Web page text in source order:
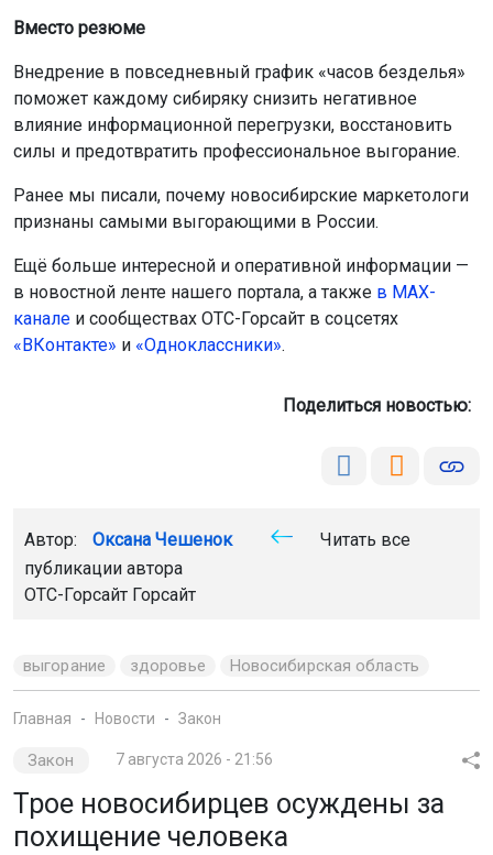
Вместо резюме
Внедрение в повседневный график «часов безделья»
поможет каждому сибиряку снизить негативное
влияние информационной перегрузки, восстановить
силы и предотвратить профессиональное выгорание.
Ранее мы писали, почему новосибирские маркетологи
признаны самыми выгорающими в России.
Ещё больше интересной и оперативной информации —
в новостной ленте нашего портала, а также в МАХ-
канале и сообществах ОТС-Горсайт в соцсетях
«ВКонтакте» и «Одноклассники».
Поделиться новостью:
Автор: Оксана Чешенок
Читать все
публикации автора
ОТС-Горсайт Горсайт
выгорание здоровье Новосибирская область
Главная Новости Закон
Закон 7 августа 2026 - 21:56
Трое новосибирцев осуждены за
похищение человека